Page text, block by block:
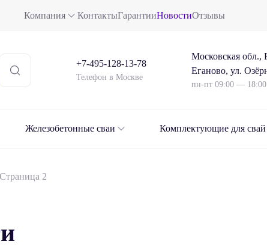
Компания КонтактыГарантииНовостиОтзывы
+7-495-128-13-78
Телефон в Москве
Московская обл.,
Еганово, ул.
пн-пт 09:00 — 18:00
Железобетонные сваи Комплектующие для свай
Страница 2